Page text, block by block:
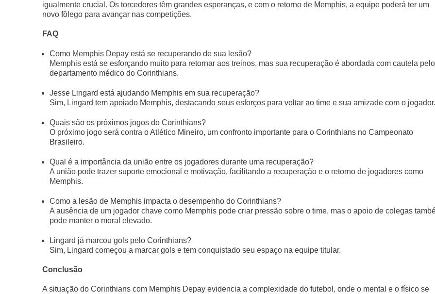
igualmente crucial. Os torcedores têm grandes esperanças, e com o retorno de Memphis, a equipe poderá ter um
novo fôlego para avançar nas competições.
FAQ
Como Memphis Depay está se recuperando de sua lesão?
Memphis está se esforçando muito para retornar aos treinos, mas sua recuperação é abordada com cautela pelo
departamento médico do Corinthians.
Jesse Lingard está ajudando Memphis em sua recuperação?
Sim, Lingard tem apoiado Memphis, destacando seus esforços para voltar ao time e sua amizade com o jogador.
Quais são os próximos jogos do Corinthians?
O próximo jogo será contra o Atlético Mineiro, um confronto importante para o Corinthians no Campeonato
Brasileiro.
Qual é a importância da união entre os jogadores durante uma recuperação?
A união pode trazer suporte emocional e motivação, facilitando a recuperação e o retorno de jogadores como
Memphis.
Como a lesão de Memphis impacta o desempenho do Corinthians?
A ausência de um jogador chave como Memphis pode criar pressão sobre o time, mas o apoio de colegas
pode manter o moral elevado.
Lingard já marcou gols pelo Corinthians?
Sim, Lingard começou a marcar gols e tem conquistado seu espaço na equipe titular.
Conclusão
A situação do Corinthians com Memphis Depay evidencia a complexidade do futebol, onde o mental e o físico se